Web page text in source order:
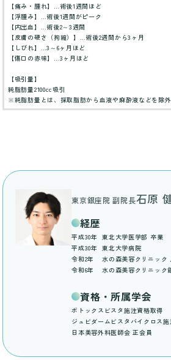
【痛み・腫れ】…術後1週間ほど
【浮腫み】…術後1週間がピーク
【内出血】…術後2～3週間
【皮膚の硬さ（拘縮）】…術後2週間から3ヶ月
【しびれ】…3～6ヶ月ほど
【傷口の赤味】…3ヶ月ほど
【吸引量】
純脂肪量2100cc吸引
※純脂肪量とは、採取脂肪から血液や麻酔液などを除外
東京銀座院 副院長石原
経歴
平成30年
東北大学医学部 卒業
平成30年
東北大学病院
令和2年
水の森美容クリニック
令和6年
水の森美容クリニック
資格・所属学会
ボトックスビスタ施注資格取得
ジュビダームビスタバイクロス
日本美容外科医師会 正会員